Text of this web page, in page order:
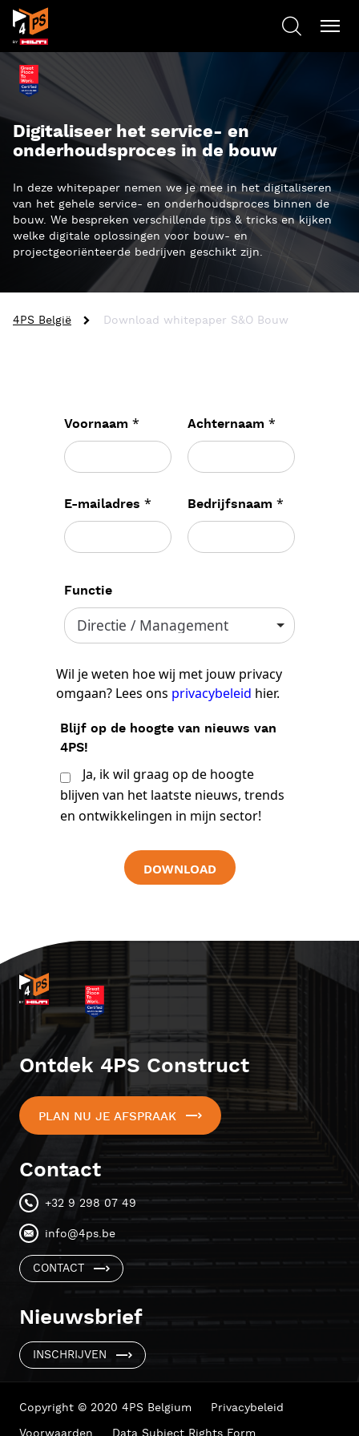
Digitaliseer het service- en
onderhoudsproces in de bouw
In deze whitepaper nemen we je mee in het digitaliseren
van het gehele service- en onderhoudsproces binnen de
bouw. We bespreken verschillende tips & tricks en kijken
welke digitale oplossingen voor bouw- en
projectgeoriënteerde bedrijven geschikt zijn.
4PS België Download whitepaper S&O Bouw
Voornaam *
E-mailadres *
Achternaam *
Bedrijfsnaam *
Functie
Wil je weten hoe wij met jouw privacy
omgaan? Lees ons privacybeleid hier.
Blijf op de hoogte van nieuws van
4PS!
Ja, ik wil graag op de hoogte
blijven van het laatste nieuws, trends
en ontwikkelingen in mijn sector!
DOWNLOAD
Ontdek 4PS Construct
PLAN NU JE AFSPRAAK
Contact
+32 9 298 07 49
info@4ps.be
CONTACT
Nieuwsbrief
INSCHRIJVEN
Copyright © 2020 4PS Belgium
Privacybeleid